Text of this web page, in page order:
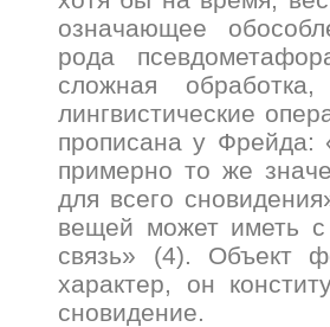
означающее
рода
сложная
лингвистические
прописана у
примерно то же
для всего
вещей может иметь с
связь» (4). Объект
характер, он
сновидение.